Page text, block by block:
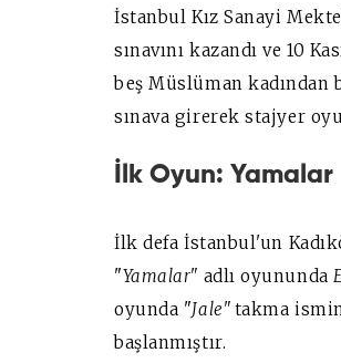
İstanbul Kız Sanayi
sınavını kazandı ve 10
beş Müslüman kadından
sınava girerek stajyer
İlk Oyun: Yamalar
İlk defa İstanbul'un
"Yamalar" adlı oyununda
oyunda "Jale" takma
başlanmıştır.